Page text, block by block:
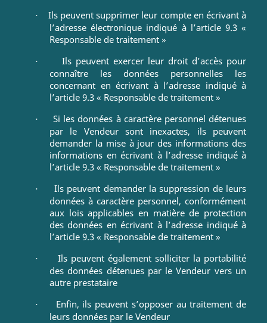
·
Ils peuvent supprimer leur compte en écrivant à
l’adresse électronique indiqué à l’article 9.3 «
Responsable de traitement »
·
Ils peuvent exercer leur droit d’accès pour
connaître les données personnelles les
concernant en écrivant à l’adresse indiqué à
l’article 9.3 « Responsable de traitement »
·
Si les données à caractère personnel détenues
par le Vendeur sont inexactes, ils peuvent
demander la mise à jour des informations des
informations en écrivant à l’adresse indiqué à
l’article 9.3 « Responsable de traitement »
·
Ils peuvent demander la suppression de leurs
données à caractère personnel, conformément
aux lois applicables en matière de protection
des données en écrivant à l’adresse indiqué à
l’article 9.3 « Responsable de traitement »
·
Ils peuvent également solliciter la portabilité
des données détenues par le Vendeur vers un
autre prestataire
·
Enfin, ils peuvent s’opposer au traitement de
leurs données par le Vendeur